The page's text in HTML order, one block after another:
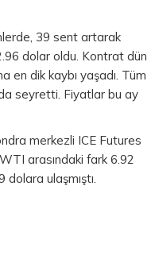
39 sent artarak
dolar oldu. Kontrat dün
en dik kaybı yaşadı. Tüm
seyretti. Fiyatlar bu ay
merkezli ICE Futures
arasındaki fark 6.92
ulaşmıştı.